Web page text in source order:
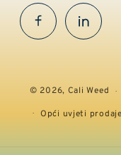
Facebook
© 2026, Cali Weed
Opći uvjeti prodaje